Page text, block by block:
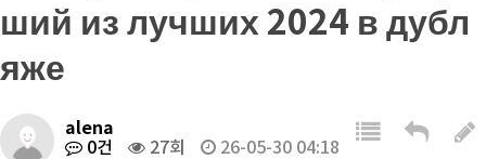
ший из лучших 2024 в дубл
яже
alena
0건 27회 26-05-30 04:18